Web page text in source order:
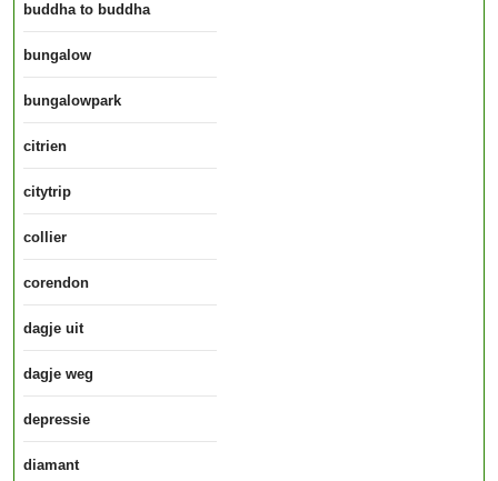
buddha to buddha
bungalow
bungalowpark
citrien
citytrip
collier
corendon
dagje uit
dagje weg
depressie
diamant